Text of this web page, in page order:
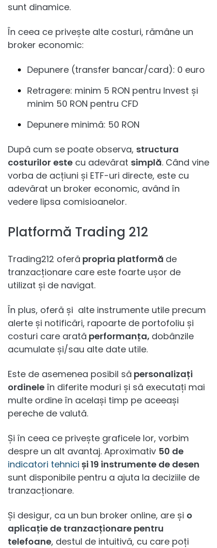
sunt dinamice.
În ceea ce privește alte costuri, rămâne un
broker economic:
Depunere (transfer bancar/card): 0 euro
Retragere: minim 5 RON pentru Invest și
minim 50 RON pentru CFD
Depunere minimă: 50 RON
După cum se poate observa, structura
costurilor este cu adevărat simplă. Când vine
vorba de acțiuni și ETF-uri directe, este cu
adevărat un broker economic, având în
vedere lipsa comisioanelor.
Platformă Trading 212
Trading212 oferă propria platformă de
tranzacționare care este foarte ușor de
utilizat și de navigat.
În plus, oferă și alte instrumente utile precum
alerte și notificări, rapoarte de portofoliu și
costuri care arată performanța, dobânzile
acumulate și/sau alte date utile.
Este de asemenea posibil să personalizați
ordinele în diferite moduri și să executați mai
multe ordine în același timp pe aceeași
pereche de valută.
Și în ceea ce privește graficele lor, vorbim
despre un alt avantaj. Aproximativ 50 de
indicatori tehnici și 19 instrumente de desen
sunt disponibile pentru a ajuta la deciziile de
tranzacționare.
Și desigur, ca un bun broker online, are și o
aplicație de tranzacționare pentru
telefoane, destul de intuitivă, cu care poți